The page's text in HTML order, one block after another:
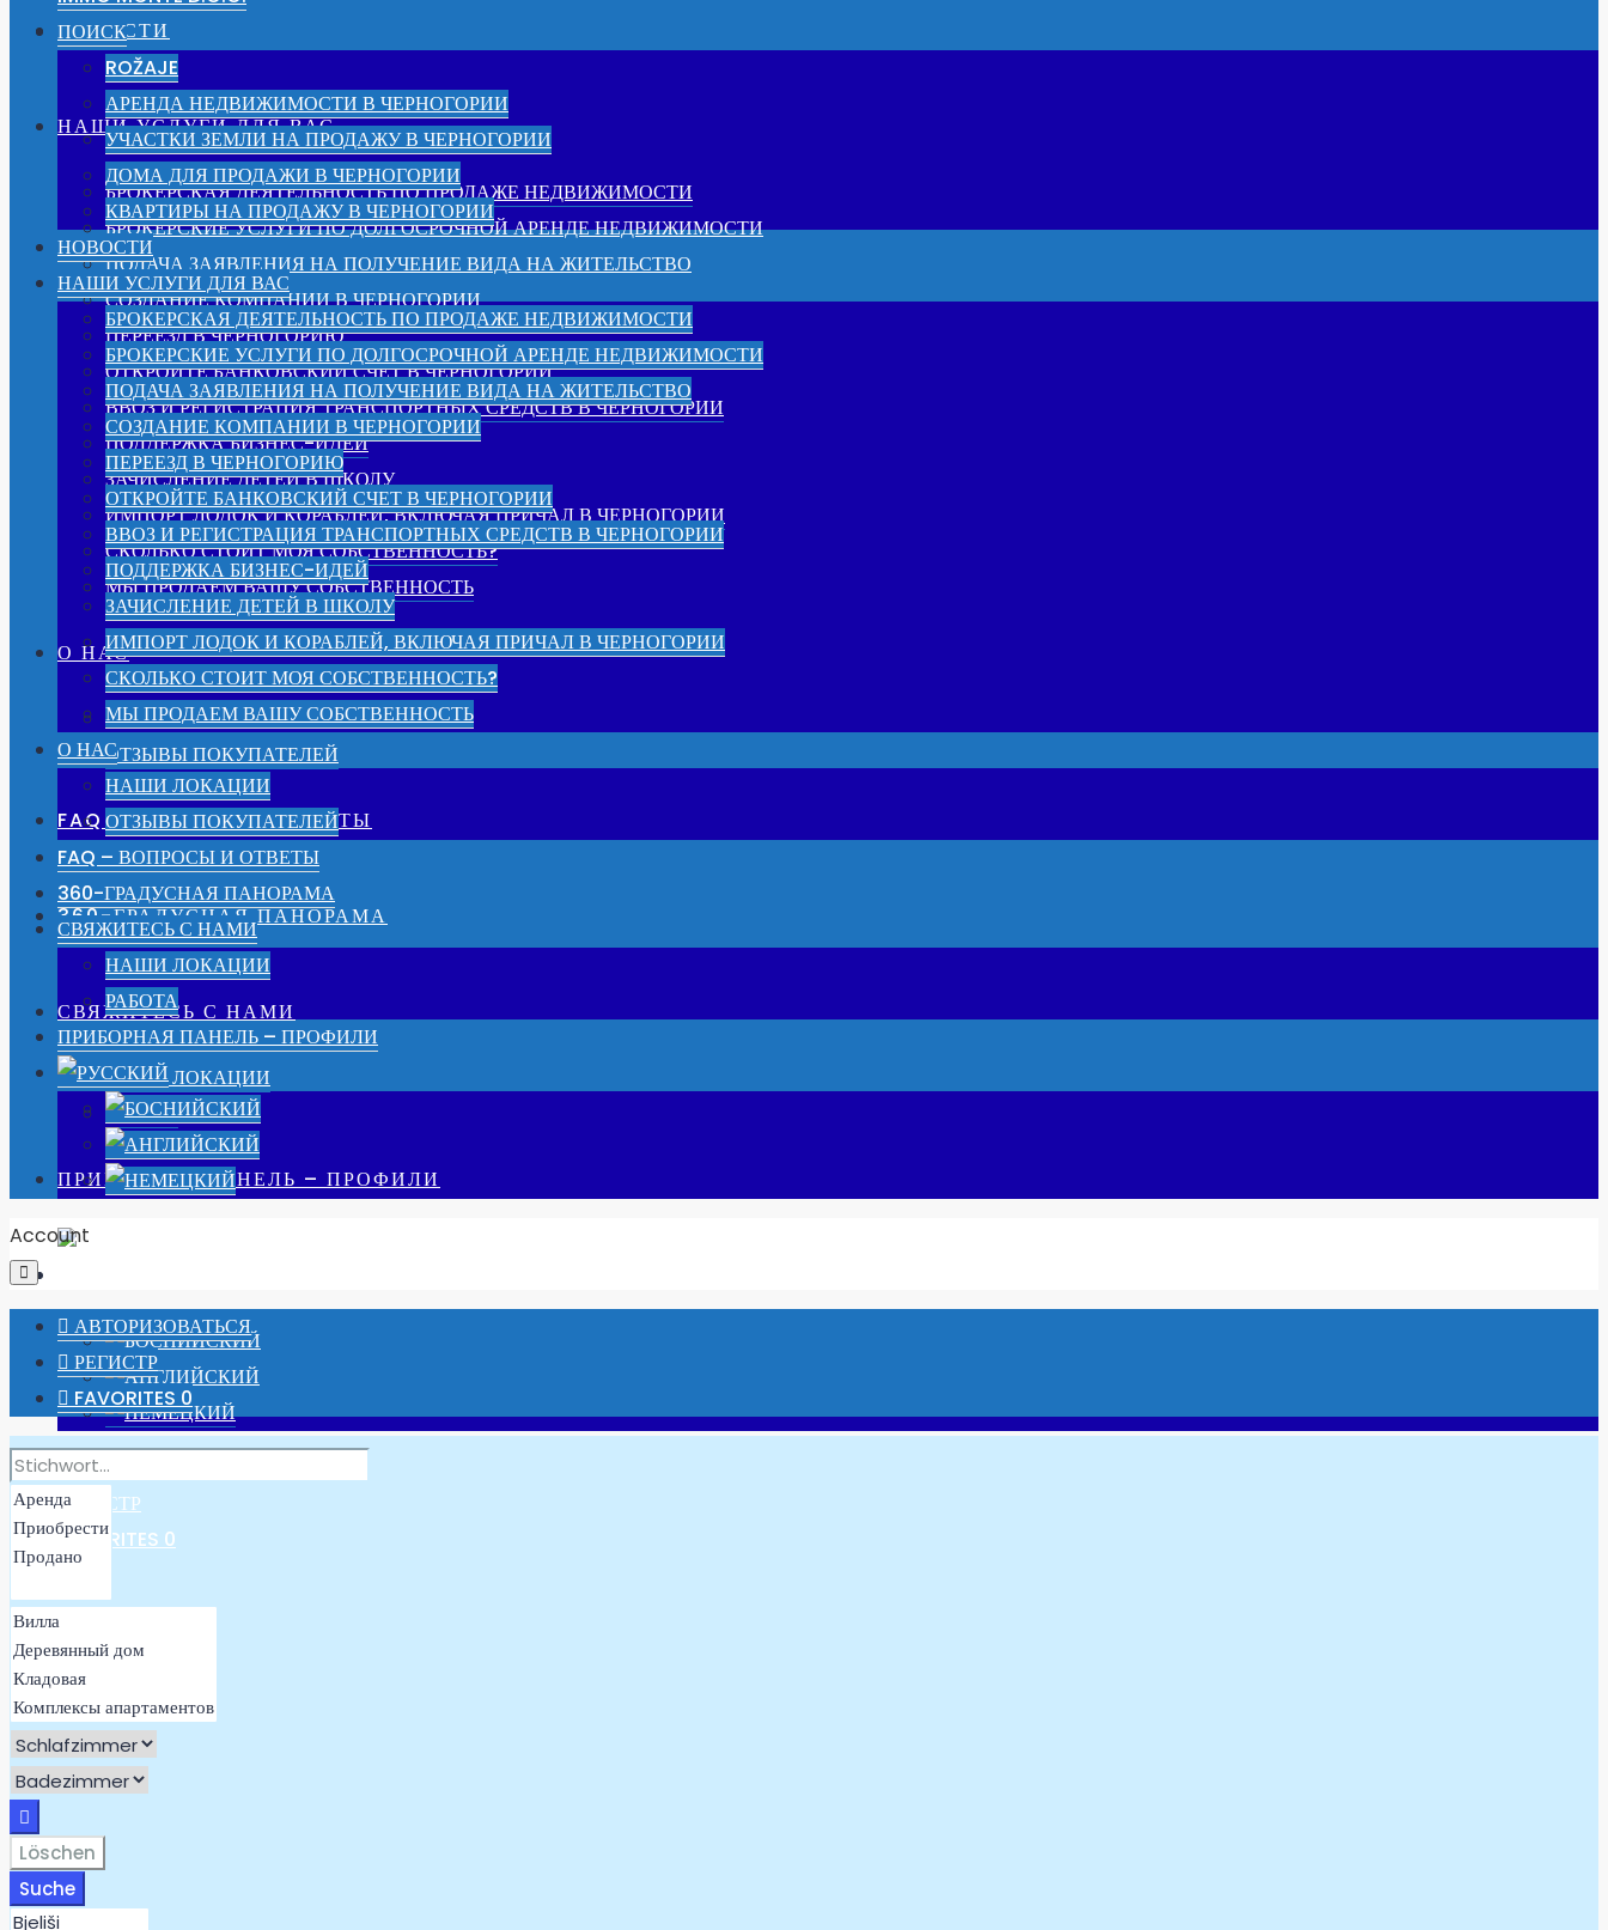
НОВОСТИ
НАШИ УСЛУГИ ДЛЯ ВАС
БРОКЕРСКАЯ ДЕЯТЕЛЬНОСТЬ ПО ПРОДАЖЕ НЕДВИЖИМОСТИ
БРОКЕРСКИЕ УСЛУГИ ПО ДОЛГОСРОЧНОЙ АРЕНДЕ НЕДВИЖИМОСТИ
ПОДАЧА ЗАЯВЛЕНИЯ НА ПОЛУЧЕНИЕ ВИДА НА ЖИТЕЛЬСТВО
СОЗДАНИЕ КОМПАНИИ В ЧЕРНОГОРИИ
ПЕРЕЕЗД В ЧЕРНОГОРИЮ
ОТКРОЙТЕ БАНКОВСКИЙ СЧЕТ В ЧЕРНОГОРИИ
ВВОЗ И РЕГИСТРАЦИЯ ТРАНСПОРТНЫХ СРЕДСТВ В ЧЕРНОГОРИИ
ПОДДЕРЖКА БИЗНЕС-ИДЕЙ
ЗАЧИСЛЕНИЕ ДЕТЕЙ В ШКОЛУ
ИМПОРТ ЛОДОК И КОРАБЛЕЙ, ВКЛЮЧАЯ ПРИЧАЛ В ЧЕРНОГОРИИ
СКОЛЬКО СТОИТ МОЯ СОБСТВЕННОСТЬ?
МЫ ПРОДАЕМ ВАШУ СОБСТВЕННОСТЬ
О НАС
НАШИ ЛОКАЦИИ
ОТЗЫВЫ ПОКУПАТЕЛЕЙ
FAQ – ВОПРОСЫ И ОТВЕТЫ
360-ГРАДУСНАЯ ПАНОРАМА
СВЯЖИТЕСЬ С НАМИ
НАШИ ЛОКАЦИИ
РАБОТА
ПРИБОРНАЯ ПАНЕЛЬ – ПРОФИЛИ
АВТОРИЗОВАТЬСЯ
РЕГИСТР
FAVORITES 0
ПОИСК
ROŽAJE
АРЕНДА НЕДВИЖИМОСТИ В ЧЕРНОГОРИИ
УЧАСТКИ ЗЕМЛИ НА ПРОДАЖУ В ЧЕРНОГОРИИ
ДОМА ДЛЯ ПРОДАЖИ В ЧЕРНОГОРИИ
КВАРТИРЫ НА ПРОДАЖУ В ЧЕРНОГОРИИ
НОВОСТИ
НАШИ УСЛУГИ ДЛЯ ВАС
БРОКЕРСКАЯ ДЕЯТЕЛЬНОСТЬ ПО ПРОДАЖЕ НЕДВИЖИМОСТИ
БРОКЕРСКИЕ УСЛУГИ ПО ДОЛГОСРОЧНОЙ АРЕНДЕ НЕДВИЖИМОСТИ
ПОДАЧА ЗАЯВЛЕНИЯ НА ПОЛУЧЕНИЕ ВИДА НА ЖИТЕЛЬСТВО
СОЗДАНИЕ КОМПАНИИ В ЧЕРНОГОРИИ
ПЕРЕЕЗД В ЧЕРНОГОРИЮ
ОТКРОЙТЕ БАНКОВСКИЙ СЧЕТ В ЧЕРНОГОРИИ
ВВОЗ И РЕГИСТРАЦИЯ ТРАНСПОРТНЫХ СРЕДСТВ В ЧЕРНОГОРИИ
ПОДДЕРЖКА БИЗНЕС-ИДЕЙ
ЗАЧИСЛЕНИЕ ДЕТЕЙ В ШКОЛУ
ИМПОРТ ЛОДОК И КОРАБЛЕЙ, ВКЛЮЧАЯ ПРИЧАЛ В ЧЕРНОГОРИИ
СКОЛЬКО СТОИТ МОЯ СОБСТВЕННОСТЬ?
МЫ ПРОДАЕМ ВАШУ СОБСТВЕННОСТЬ
О НАС
НАШИ ЛОКАЦИИ
ОТЗЫВЫ ПОКУПАТЕЛЕЙ
FAQ – ВОПРОСЫ И ОТВЕТЫ
360-ГРАДУСНАЯ ПАНОРАМА
СВЯЖИТЕСЬ С НАМИ
НАШИ ЛОКАЦИИ
РАБОТА
ПРИБОРНАЯ ПАНЕЛЬ – ПРОФИЛИ
Account
АВТОРИЗОВАТЬСЯ
РЕГИСТР
FAVORITES 0
Löschen
Suche